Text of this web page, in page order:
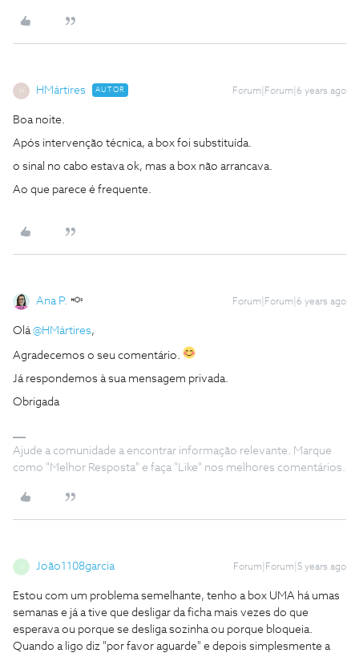
HMártires AUTOR Forum|Forum|6 years ago
Boa noite.
Após intervenção técnica, a box foi substituída.
o sinal no cabo estava ok, mas a box não arrancava.
Ao que parece é frequente.
Ana P. Forum|Forum|6 years ago
Olá@HMártires,
Agradecemos o seu comentário.
Já respondemos à sua mensagem privada.
Obrigada
Ajude a comunidade a encontrar informação relevante. Marque
como "Melhor Resposta" e faça "Like" nos melhores comentários.
João1108garcia Forum|Forum|5 years ago
Estou com um problema semelhante, tenho a box UMA há umas
semanas e já a tive que desligar da ficha mais vezes do que
esperava ou porque se desliga sozinha ou porque bloqueia.
Quando a ligo diz "por favor aguarde" e depois simplesmente a